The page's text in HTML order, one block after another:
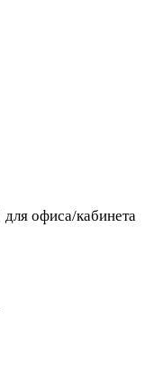
для офиса/кабинета